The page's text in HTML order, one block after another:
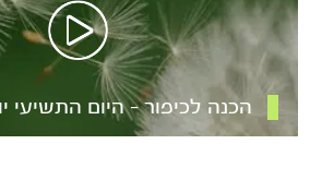
הכנה לכיפור – היום התשיעי